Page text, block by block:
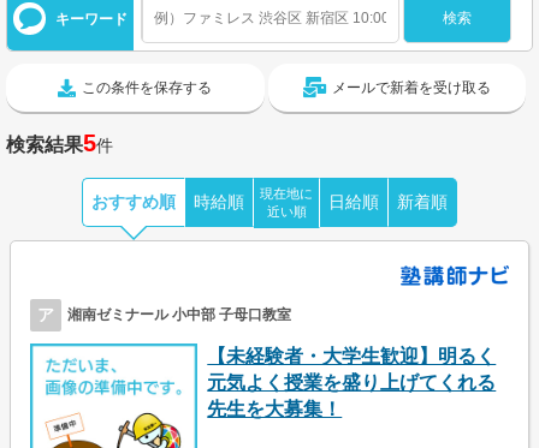
キーワード
この条件を保存する メールで新着を受け取る
検索結果5件
おすすめ順 時給順
現在地に
近い順
日給順 新着順
ア 湘南ゼミナール 小中部 子母口教室
【未経験者・大学生歓迎】明るく
元気よく授業を盛り上げてくれる
先生を大募集！